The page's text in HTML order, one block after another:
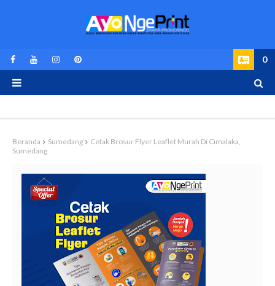
0
Beranda Sumedang
Cetak Brosur Flyer Leaflet Murah Di Cimalaka,
Sumedang